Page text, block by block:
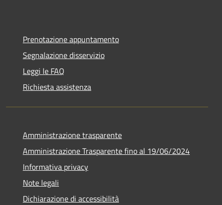
Prenotazione appuntamento
Segnalazione disservizio
Leggi le FAQ
Richiesta assistenza
Amministrazione trasparente
Amministrazione Trasparente fino al 19/06/2024
Informativa privacy
Note legali
Dichiarazione di accessibilità